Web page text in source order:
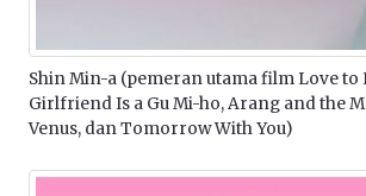
Shin Min-a (pemeran utama film Love to
Girlfriend Is a Gu Mi-ho, Arang and the
Venus, dan Tomorrow With You)